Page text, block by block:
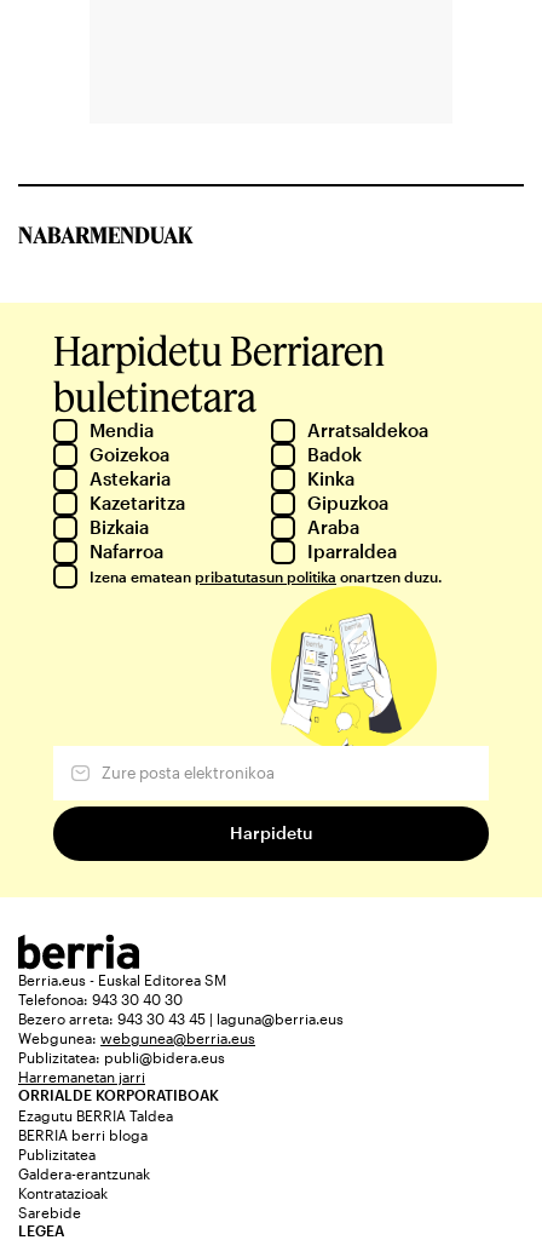
NABARMENDUAK
Harpidetu Berriaren
buletinetara
Mendia
Arratsaldekoa
Goizekoa
Badok
Astekaria
Kinka
Kazetaritza
Gipuzkoa
Bizkaia
Araba
Nafarroa
Iparraldea
Izena ematean pribatutasun politika onartzen duzu.
Berria.eus - Euskal Editorea SM
Telefonoa: 943 30 40 30
Bezero arreta: 943 30 43 45 | laguna@berria.eus
Webgunea: webgunea@berria.eus
Publizitatea: publi@bidera.eus
Harremanetan jarri
ORRIALDE KORPORATIBOAK
Ezagutu BERRIA Taldea
BERRIA berri bloga
Publizitatea
Galdera-erantzunak
Kontratazioak
Sarebide
LEGEA